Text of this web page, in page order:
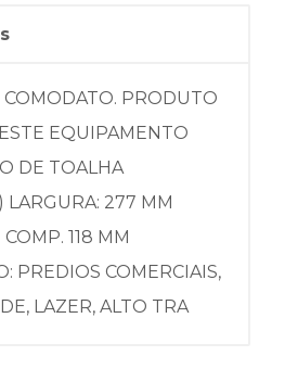
COMODATO. PRODUTO
EQUIPAMENTO
DE TOALHA
LARGURA: 277 MM
118 MM
PREDIOS COMERCIAIS,
LAZER, ALTO TRA